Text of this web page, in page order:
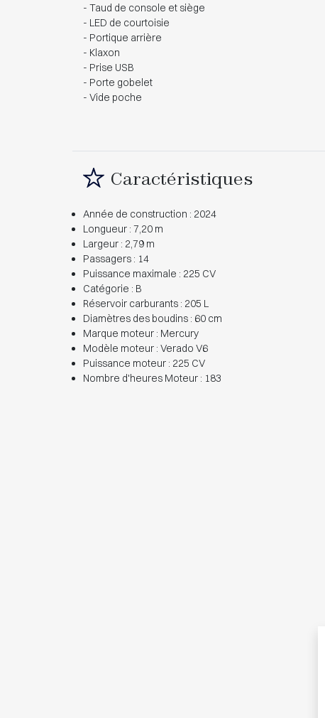
- Taud de console et siège
- LED de courtoisie
- Portique arrière
- Klaxon
- Prise USB
- Porte gobelet
- Vide poche
Caractéristiques
Année de construction : 2024
Longueur : 7,20 m
Largeur : 2,79 m
Passagers : 14
Puissance maximale : 225 CV
Catégorie : B
Réservoir carburants : 205 L
Diamètres des boudins : 60 cm
Marque moteur : Mercury
Modèle moteur : Verado V6
Puissance moteur : 225 CV
Nombre d'heures Moteur : 183